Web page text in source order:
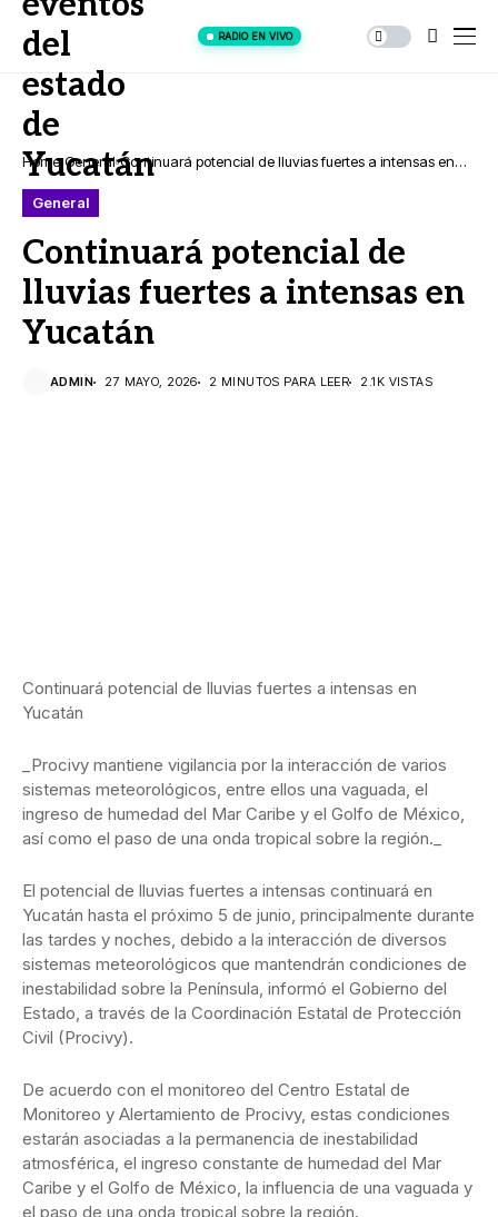
RADIO EN VIVO
Home General Continuará potencial de lluvias fuertes a intensas en
General
Continuará potencial de
lluvias fuertes a intensas en
Yucatán
ADMIN 27 MAYO, 2026 2 MINUTOS PARA LEER 2.1K VISTAS
Continuará potencial de lluvias fuertes a intensas en
Yucatán
_Procivy mantiene vigilancia por la interacción de varios
sistemas meteorológicos, entre ellos una vaguada, el
ingreso de humedad del Mar Caribe y el Golfo de México,
así como el paso de una onda tropical sobre la región._
El potencial de lluvias fuertes a intensas continuará en
Yucatán hasta el próximo 5 de junio, principalmente durante
las tardes y noches, debido a la interacción de diversos
sistemas meteorológicos que mantendrán condiciones de
inestabilidad sobre la Península, informó el Gobierno del
Estado, a través de la Coordinación Estatal de Protección
Civil (Procivy).
De acuerdo con el monitoreo del Centro Estatal de
Monitoreo y Alertamiento de Procivy, estas condiciones
estarán asociadas a la permanencia de inestabilidad
atmosférica, el ingreso constante de humedad del Mar
Caribe y el Golfo de México, la influencia de una vaguada y
el paso de una onda tropical sobre la región.